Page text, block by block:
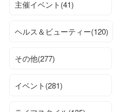
主催イベント(41)
ヘルス＆ビューティー(120)
その他(277)
イベント(281)